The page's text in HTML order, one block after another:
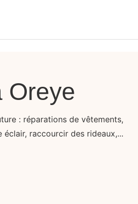
Oreye
: réparations de vêtements,
raccourcir des rideaux,...